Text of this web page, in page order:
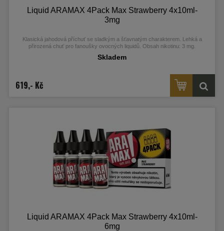
Liquid ARAMAX 4Pack Max Strawberry 4x10ml-
3mg
Klasická jahodová příchuť se sladkým a šťavnatým charakterem. Lehká a
přirozená chuť pro fanoušky ovocných liquidů. Obsah nikotinu: 3 mg.
Skladem
619,- Kč
Liquid ARAMAX 4Pack Max Strawberry 4x10ml-
6mg